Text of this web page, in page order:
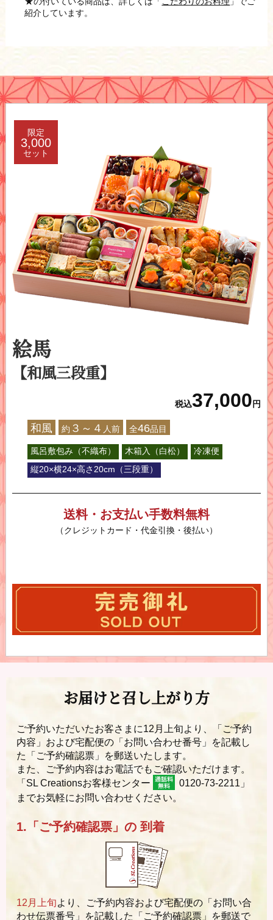
紹介しています。
限定
3,000
セット
絵馬
【和風三段重】
税込37,000 円
和風 約 ３～４ 人前 全46品目
風呂敷包み（不織布） 木箱入（白松）
冷凍便
縦20×横24×高さ20cm（三段重）
送料・お支払い手数料無料
（クレジットカード・代金引換・後払い）
お届けと召し上がり方
ご予約いただいたお客さまに12月上旬より、「ご予約
内容」および宅配便の「お問い合わせ番号」を記載し
た「ご予約確認票」を郵送いたします。
また、ご予約内容はお電話でもご確認いただけます。
「SL Creationsお客様センター
0120-73-2211」
までお気軽にお問い合わせください。
1.「ご予約確認票」の 到着
12月上旬より、ご予約内容および宅配便の「お問い合
わせ伝票番号」を記載した「ご予約確認票」を郵送で